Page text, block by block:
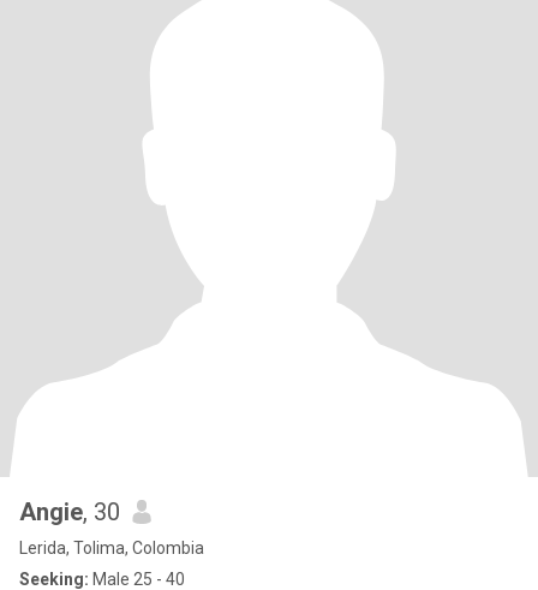
Angie, 30
Lerida, Tolima, Colombia
Seeking: Male 25 - 40